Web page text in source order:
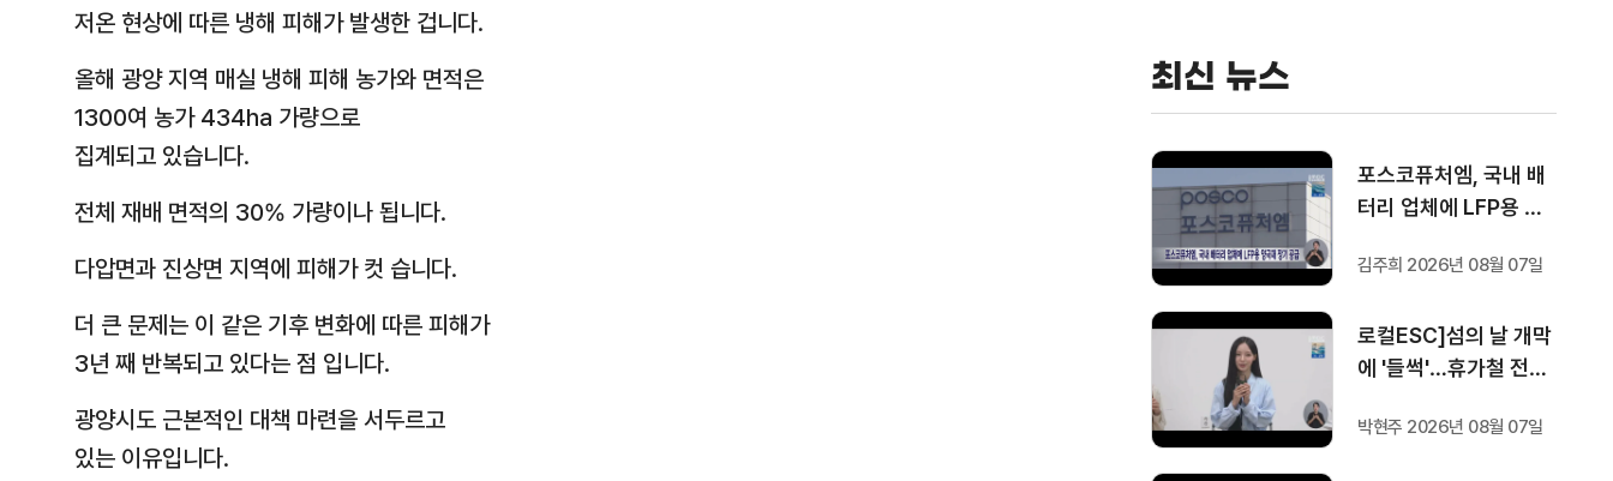
저온 현상에 따른 냉해 피해가 발생한 겁니다.
올해 광양 지역 매실 냉해 피해 농가와 면적은
1300여 농가 434ha 가량으로
집계되고 있습니다.
전체 재배 면적의 30% 가량이나 됩니다.
다압면과 진상면 지역에 피해가 컷 습니다.
더 큰 문제는 이 같은 기후 변화에 따른 피해가
3년 째 반복되고 있다는 점 입니다.
광양시도 근본적인 대책 마련을 서두르고
있는 이유입니다.
최신 뉴스
포스코퓨처엠, 국내 배
터리 업체에 LFP용 양
김주희 2026년 08월 07일
로컬ESC]섬의 날 개막
에 '들썩'…휴가철 전시·
박현주 2026년 08월 07일